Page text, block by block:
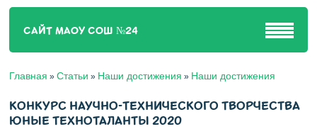
САЙТ МАОУ СОШ №24
Главная »Статьи » Наши достижения » Наши достижения
КОНКУРС НАУЧНО-ТЕХНИЧЕСКОГО ТВОРЧЕСТВА
ЮНЫЕ ТЕХНОТАЛАНТЫ 2020